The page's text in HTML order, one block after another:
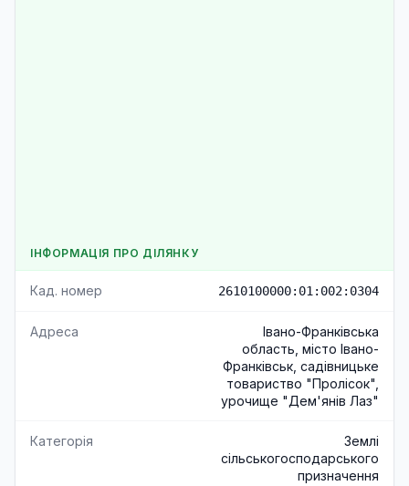
ІНФОРМАЦІЯ ПРО ДІЛЯНКУ
Кад. номер 2610100000:01:002:0304
Адреса
Івано-Франківська
область, місто Івано-
Франківськ, садівницьке
товариство "Пролісок",
урочище "Дем'янів Лаз"
Категорія
Землі
сільськогосподарського
призначення